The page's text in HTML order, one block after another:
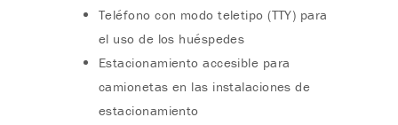
Teléfono con modo teletipo (TTY) para
el uso de los huéspedes
Estacionamiento accesible para
camionetas en las instalaciones de
estacionamiento